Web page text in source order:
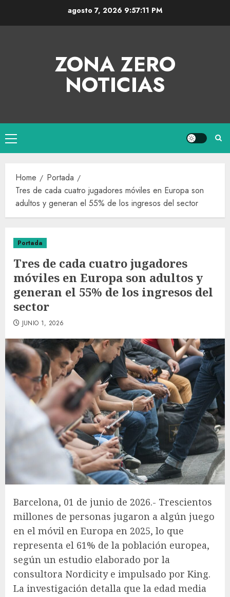
agosto 7, 2026 9:57:12 PM
ZONA ZERO
NOTICIAS
Home
Portada
Tres de cada cuatro jugadores móviles en Europa son
adultos y generan el 55% de los ingresos del sector
Portada
Tres de cada cuatro jugadores
móviles en Europa son adultos y
generan el 55% de los ingresos del
sector
JUNIO 1, 2026
Barcelona, 01 de junio de 2026.- Trescientos
millones de personas jugaron a algún juego
en el móvil en Europa en 2025, lo que
representa el 61% de la población europea,
según un estudio elaborado por la
consultora Nordicity e impulsado por King.
La investigación detalla que la edad media